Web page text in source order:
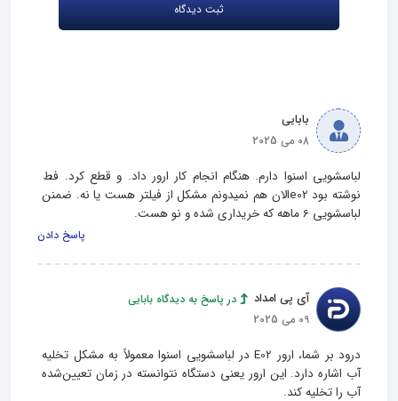
بابایی
08 می 2025
لباسشویی اسنوا دارم. هنگام انجام کار ارور داد. و قطع کرد. فط
نوشته بود e02الان هم نمیدونم مشکل از فیلتر هست یا نه. ضمنن
لباسشویی 6 ماهه که خریداری شده و نو هست.
پاسخ دادن
آی پی امداد
در پاسخ به دیدگاه بابایی
09 می 2025
درود بر شما، ارور E02 در لباسشویی اسنوا معمولاً به مشکل تخلیه
آب اشاره دارد. این ارور یعنی دستگاه نتوانسته در زمان تعیین‌شده